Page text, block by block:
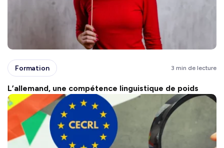
Formation 3 min de lecture
L’allemand, une compétence linguistique de poids